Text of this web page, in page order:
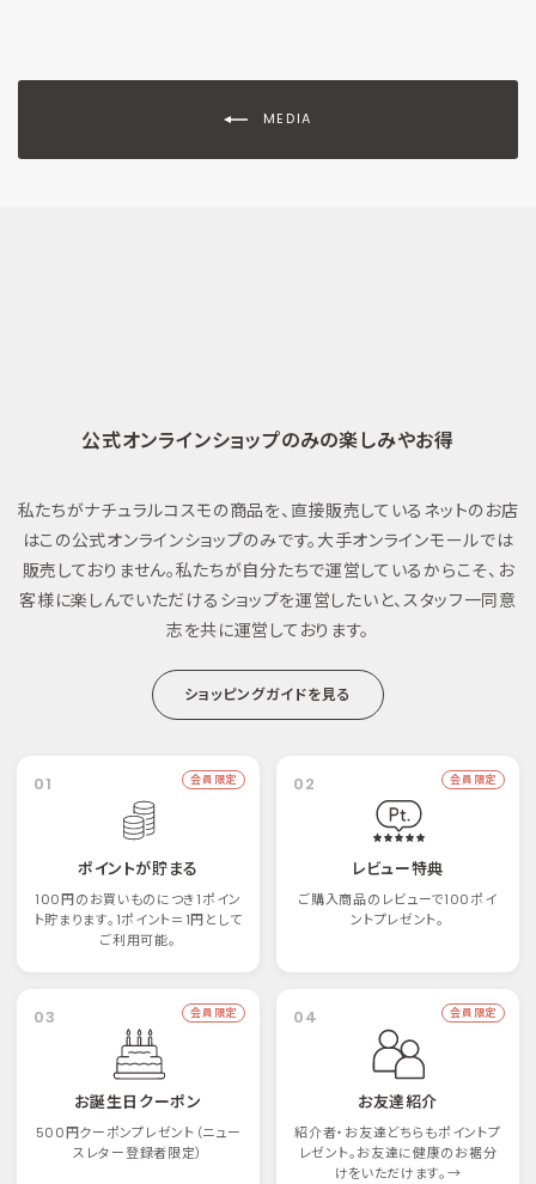
MEDIA
公式オンラインショップのみの楽しみやお得
私たちがナチュラルコスモの商品を、直接販売しているネットのお店
はこの公式オンラインショップのみです。大手オンラインモールでは
販売しておりません。私たちが自分たちで運営しているからこそ、お
客様に楽しんでいただけるショップを運営したいと、スタッフ一同意
志を共に運営しております。
ショッピングガイドを見る
01 会員限定
ポイントが貯まる
100円のお買いものにつき1ポイン
ト貯まります。1ポイント＝1円として
ご利用可能。
02 会員限定
レビュー特典
ご購入商品のレビューで100ポイ
ントプレゼント。
03 会員限定
お誕生日クーポン
500円クーポンプレゼント（ニュー
スレター登録者限定）
04 会員限定
お友達紹介
紹介者・お友達どちらもポイントプ
レゼント。お友達に健康のお裾分
けをいただけます。→